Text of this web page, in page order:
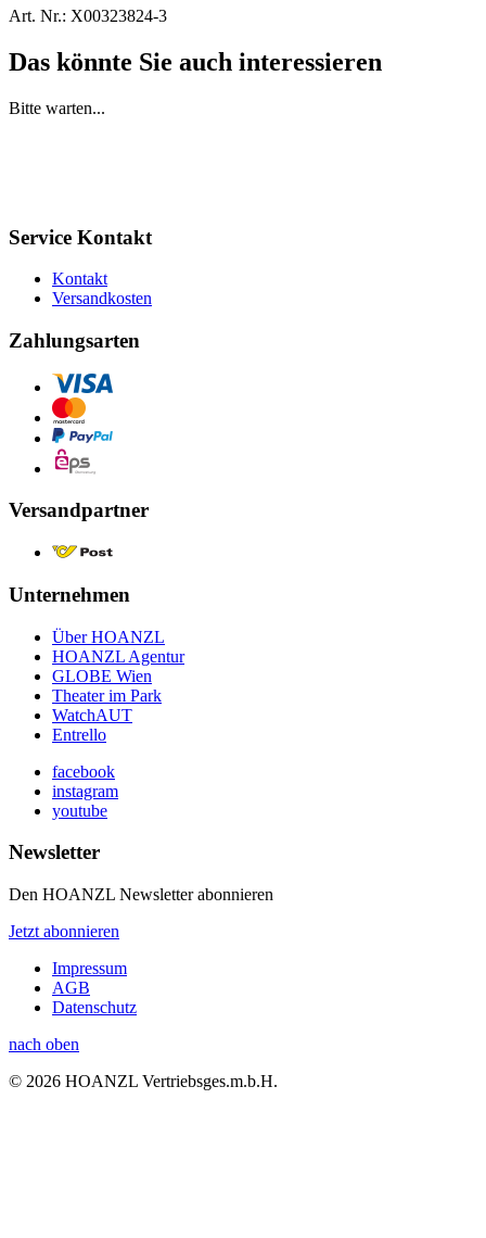
Art. Nr.: X00323824-3
Das könnte Sie auch interessieren
Bitte warten...
Service Kontakt
Kontakt
Versandkosten
Zahlungsarten
Versandpartner
Unternehmen
Über HOANZL
HOANZL Agentur
GLOBE Wien
Theater im Park
WatchAUT
Entrello
facebook
instagram
youtube
Newsletter
Den HOANZL Newsletter abonnieren
Jetzt abonnieren
Impressum
AGB
Datenschutz
nach oben
© 2026 HOANZL Vertriebsges.m.b.H.